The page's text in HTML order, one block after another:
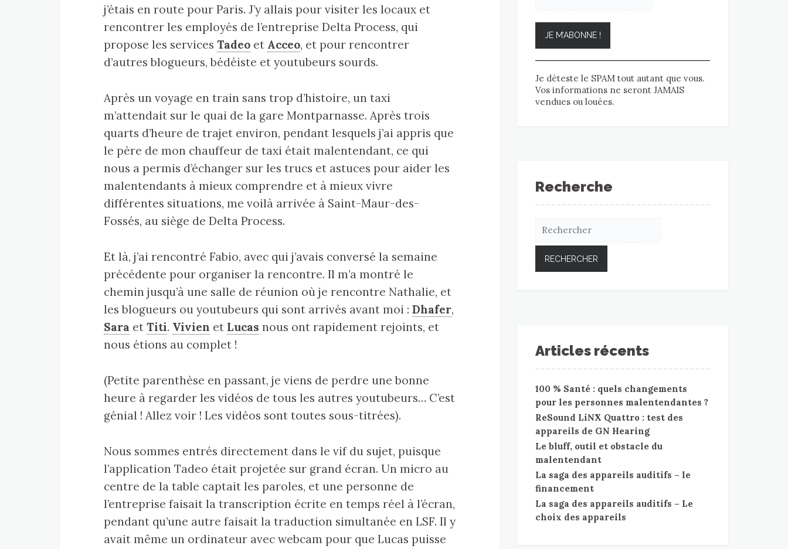
j’étais en route pour Paris. J’y allais pour visiter les locaux et
rencontrer les employés de l’entreprise Delta Process, qui
propose les services Tadeo et Acceo, et pour rencontrer
d’autres blogueurs, bédéiste et youtubeurs sourds.
Après un voyage en train sans trop d’histoire, un taxi
m’attendait sur le quai de la gare Montparnasse. Après trois
quarts d’heure de trajet environ, pendant lesquels j’ai appris que
le père de mon chauffeur de taxi était malentendant, ce qui
nous a permis d’échanger sur les trucs et astuces pour aider les
malentendants à mieux comprendre et à mieux vivre
différentes situations, me voilà arrivée à Saint-Maur-des-
Fossés, au siège de Delta Process.
Et là, j’ai rencontré Fabio, avec qui j’avais conversé la semaine
précédente pour organiser la rencontre. Il m’a montré le
chemin jusqu’à une salle de réunion où je rencontre Nathalie, et
les blogueurs ou youtubeurs qui sont arrivés avant moi : Dhafer,
Sara et Titi. Vivien et Lucas nous ont rapidement rejoints, et
nous étions au complet !
(Petite parenthèse en passant, je viens de perdre une bonne
heure à regarder les vidéos de tous les autres youtubeurs… C’est
génial ! Allez voir ! Les vidéos sont toutes sous-titrées).
Nous sommes entrés directement dans le vif du sujet, puisque
l’application Tadeo était projetée sur grand écran. Un micro au
centre de la table captait les paroles, et une personne de
l’entreprise faisait la transcription écrite en temps réel à l’écran,
pendant qu’une autre faisait la traduction simultanée en LSF. Il y
avait même un ordinateur avec webcam pour que Lucas puisse
Je déteste le SPAM tout autant que vous.
Vos informations ne seront JAMAIS
vendues ou louées.
Recherche
Articles récents
100 % Santé : quels changements
pour les personnes malentendantes ?
ReSound LiNX Quattro : test des
appareils de GN Hearing
Le bluff, outil et obstacle du
malentendant
La saga des appareils auditifs – le
financement
La saga des appareils auditifs – Le
choix des appareils